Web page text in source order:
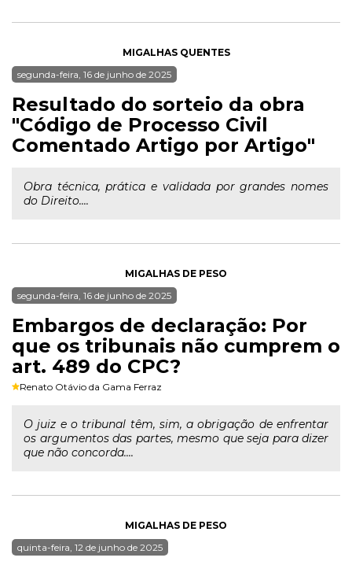
MIGALHAS QUENTES
segunda-feira, 16 de junho de 2025
Resultado do sorteio da obra
"Código de Processo Civil
Comentado Artigo por Artigo"
Obra técnica, prática e validada por grandes nomes
do Direito....
MIGALHAS DE PESO
segunda-feira, 16 de junho de 2025
Embargos de declaração: Por
que os tribunais não cumprem o
art. 489 do CPC?
Renato Otávio da Gama Ferraz
O juiz e o tribunal têm, sim, a obrigação de enfrentar
os argumentos das partes, mesmo que seja para dizer
que não concorda....
MIGALHAS DE PESO
quinta-feira, 12 de junho de 2025